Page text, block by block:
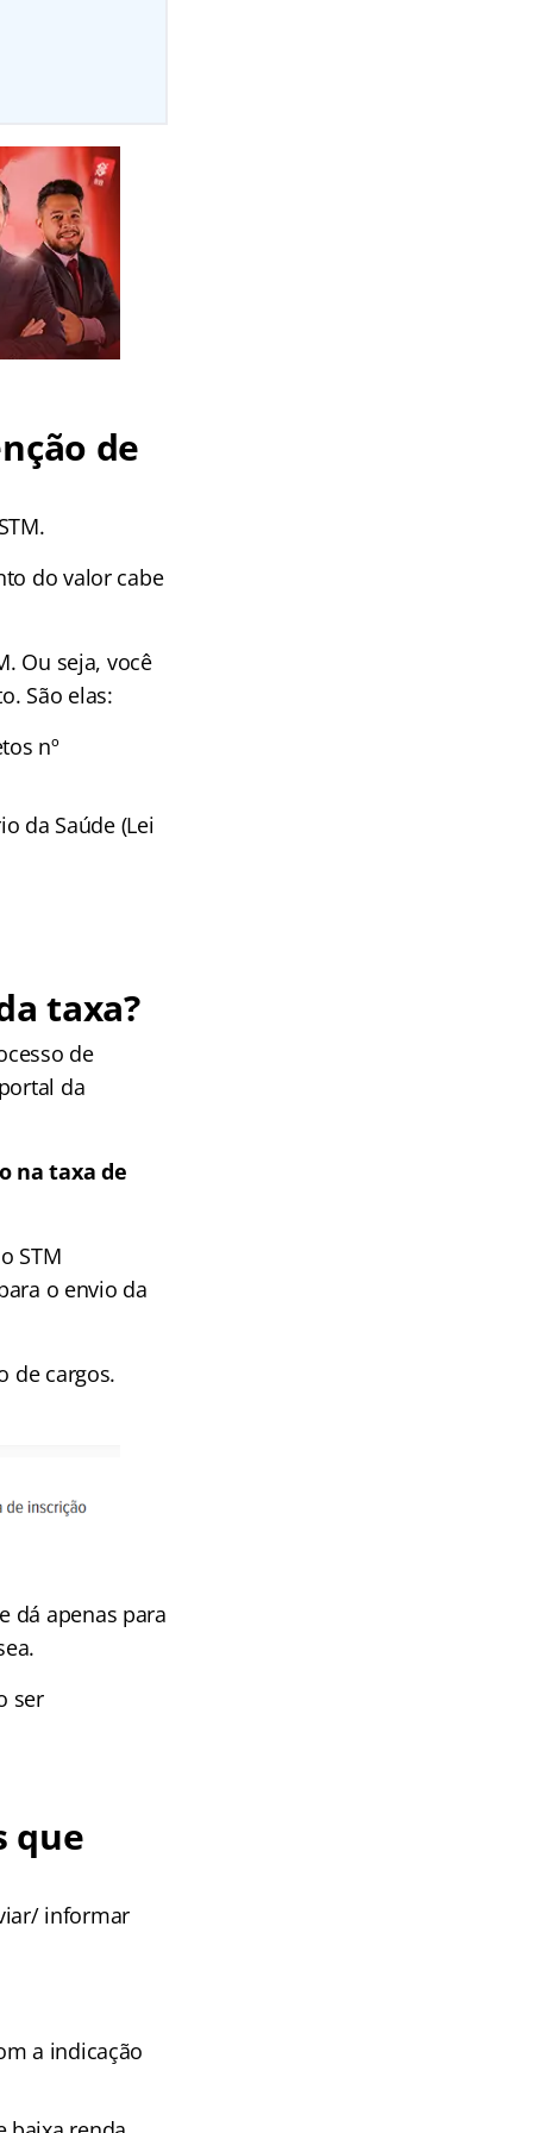
de
do valor cabe
Ou seja, você
São elas:
nº
da Saúde (Lei
taxa?
de
da
na taxa de
STM
o envio da
de cargos.
dá apenas para
ser
que
informar
a indicação